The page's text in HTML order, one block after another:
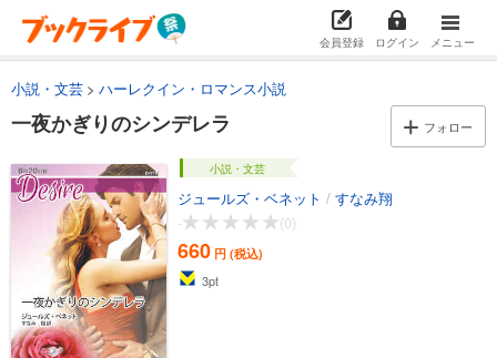
会員登録 ログイン メニュー
小説・文芸 ハーレクイン・ロマンス小説
一夜かぎりのシンデレラ フォロー
小説・文芸
ジュールズ・ベネット / すなみ翔
-
(0)
660 円 (税込)
3pt